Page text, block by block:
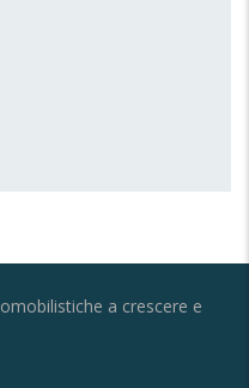
a crescere e